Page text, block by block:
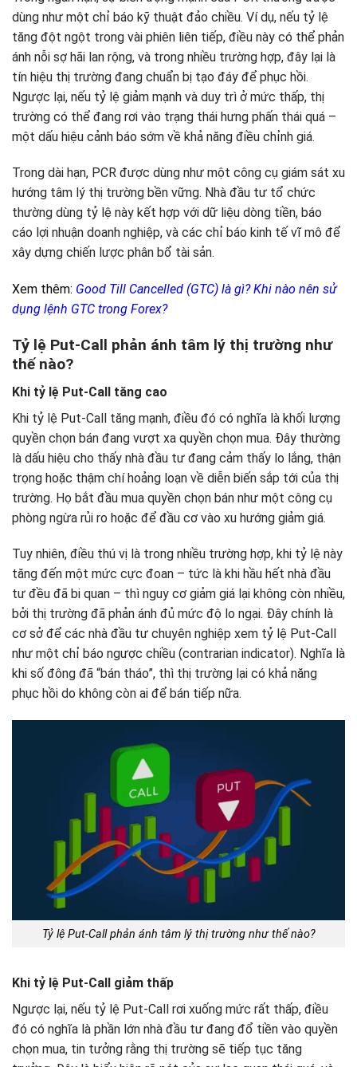
dùng như một chỉ báo kỹ thuật đảo chiều. Ví dụ, nếu tỷ lệ
tăng đột ngột trong vài phiên liên tiếp, điều này có thể phản
ánh nỗi sợ hãi lan rộng, và trong nhiều trường hợp, đây lại là
tín hiệu thị trường đang chuẩn bị tạo đáy để phục hồi.
Ngược lại, nếu tỷ lệ giảm mạnh và duy trì ở mức thấp, thị
trường có thể đang rơi vào trạng thái hưng phấn thái quá –
một dấu hiệu cảnh báo sớm về khả năng điều chỉnh giá.
Trong dài hạn, PCR được dùng như một công cụ giám sát xu
hướng tâm lý thị trường bền vững. Nhà đầu tư tổ chức
thường dùng tỷ lệ này kết hợp với dữ liệu dòng tiền, báo
cáo lợi nhuận doanh nghiệp, và các chỉ báo kinh tế vĩ mô để
xây dựng chiến lược phân bổ tài sản.
Xem thêm: Good Till Cancelled (GTC) là gì? Khi nào nên sử
dụng lệnh GTC trong Forex?
Tỷ lệ Put-Call phản ánh tâm lý thị trường như
thế nào?
Khi tỷ lệ Put-Call tăng cao
Khi tỷ lệ Put-Call tăng mạnh, điều đó có nghĩa là khối lượng
quyền chọn bán đang vượt xa quyền chọn mua. Đây thường
là dấu hiệu cho thấy nhà đầu tư đang cảm thấy lo lắng, thận
trọng hoặc thậm chí hoảng loạn về diễn biến sắp tới của thị
trường. Họ bắt đầu mua quyền chọn bán như một công cụ
phòng ngừa rủi ro hoặc để đầu cơ vào xu hướng giảm giá.
Tuy nhiên, điều thú vị là trong nhiều trường hợp, khi tỷ lệ này
tăng đến một mức cực đoan – tức là khi hầu hết nhà đầu
tư đều đã bi quan – thì nguy cơ giảm giá lại không còn nhiều,
bởi thị trường đã phản ánh đủ mức độ lo ngại. Đây chính là
cơ sở để các nhà đầu tư chuyên nghiệp xem tỷ lệ Put-Call
như một chỉ báo ngược chiều (contrarian indicator). Nghĩa là
khi số đông đã “bán tháo”, thì thị trường lại có khả năng
phục hồi do không còn ai để bán tiếp nữa.
Tỷ lệ Put-Call phản ánh tâm lý thị trường như thế nào?
Khi tỷ lệ Put-Call giảm thấp
Ngược lại, nếu tỷ lệ Put-Call rơi xuống mức rất thấp, điều
đó có nghĩa là phần lớn nhà đầu tư đang đổ tiền vào quyền
chọn mua, tin tưởng rằng thị trường sẽ tiếp tục tăng